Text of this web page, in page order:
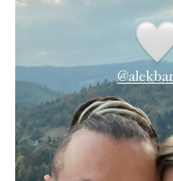
𝕬𝖑𝖊𝖐𝖘𝖆𝖓𝖉𝖊𝖗 𝕸𝖎𝖑𝖜𝖎𝖜-𝕭𝖆𝖗𝖔𝖓